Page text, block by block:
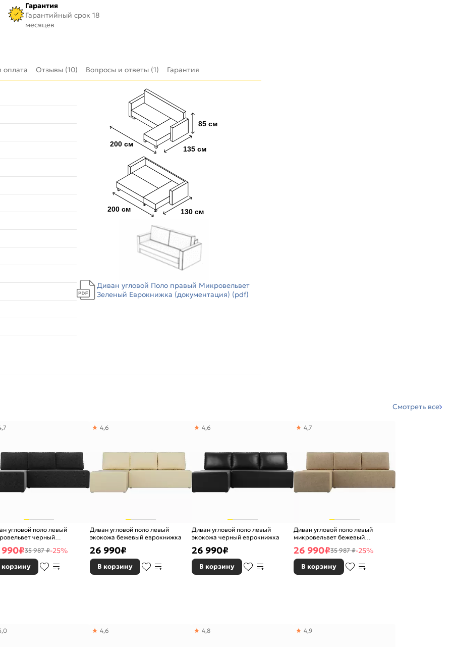
Гарантия
Гарантийный срок 18
месяцев
оплата Отзывы (10) Вопросы и ответы (1) Гарантия
Диван угловой Поло правый Микровельвет
Зеленый Еврокнижка (документация) (pdf)
Смотреть все
угловой поло левый
черный
₽35 987 ₽-25%
корзину
Диван угловой поло левый
экокожа бежевый еврокнижка
4,6
26 990₽
В корзину
Диван угловой поло левый
экокожа черный еврокнижка
4,6
26 990₽
В корзину
Диван угловой поло левый
микровельвет бежевый
4,7
26 990₽35 987 ₽-25%
В корзину
4,6 4,8 4,9